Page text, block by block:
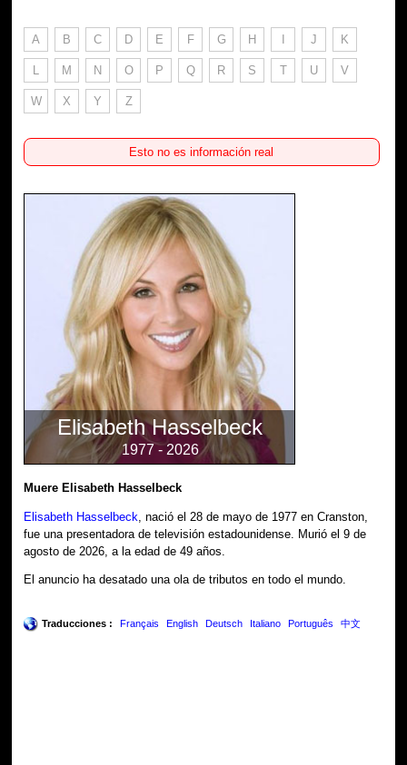
A B C D E F G H I J K
L M N O P Q R S T U V
W X Y Z
Esto no es información real
Elisabeth Hasselbeck
1977 - 2026
Muere Elisabeth Hasselbeck
Elisabeth Hasselbeck , nació el 28 de mayo de 1977 en Cranston,
fue una presentadora de televisión estadounidense. Murió el 9 de
agosto de 2026, a la edad de 49 años.
El anuncio ha desatado una ola de tributos en todo el mundo.
Traducciones : Français English Deutsch Italiano Português 中文